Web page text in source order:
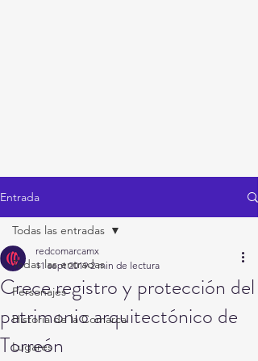
Entrada
Todas las entradas
Personajes
Historia de la Comarca
Lugares
Todas las entradas
Crece registro y protección del
patrimonio arquitectónico de
Torreón
redcomarcamx
11 sept 2019 2 min de lectura